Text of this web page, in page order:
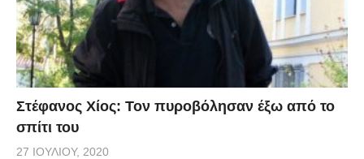
Στέφανος Χίος: Τον πυροβόλησαν έξω από το
σπίτι του
27 ΙΟΥΛΊΟΥ, 2020